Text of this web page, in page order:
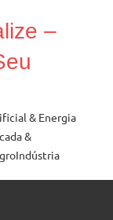
–
& Energia
&